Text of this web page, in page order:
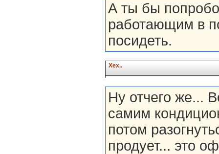
А ты бы
работающим в
посидеть.
Хех..
Ну отчего же...
самим
потом
продует... это